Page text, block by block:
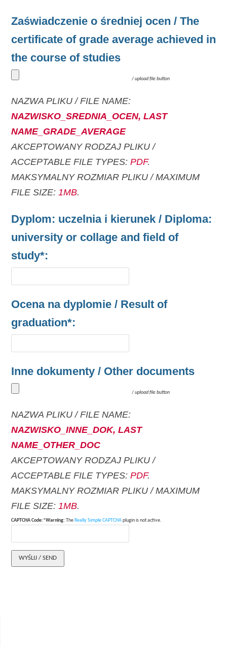
Zaświadczenie o średniej ocen / The
certificate of grade average achieved in
the course of studies
/upload file button
NAZWA PLIKU / FILE NAME:
NAZWISKO_SREDNIA_OCEN, LAST
NAME_GRADE_AVERAGE
AKCEPTOWANY RODZAJ PLIKU /
ACCEPTABLE FILE TYPES: PDF.
MAKSYMALNY ROZMIAR PLIKU / MAXIMUM
FILE SIZE: 1MB.
Dyplom: uczelnia i kierunek / Diploma:
university or collage and field of
study*:
Ocena na dyplomie / Result of
graduation*:
Inne dokumenty / Other documents
/upload file button
NAZWA PLIKU / FILE NAME:
NAZWISKO_INNE_DOK, LAST
NAME_OTHER_DOC
AKCEPTOWANY RODZAJ PLIKU /
ACCEPTABLE FILE TYPES: PDF.
MAKSYMALNY ROZMIAR PLIKU / MAXIMUM
FILE SIZE: 1MB.
CAPTCHA Code:*Warning: The Really Simple CAPTCHAplugin is not active.